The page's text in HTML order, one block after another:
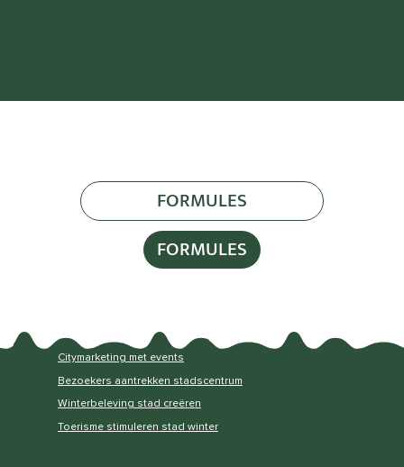
FORMULES
FORMULES
Citymarketing met events
Bezoekers aantrekken stadscentrum
Winterbeleving stad creëren
Toerisme stimuleren stad winter